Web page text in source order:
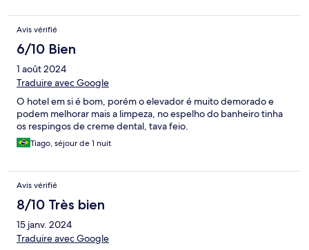
Avis vérifié
6/10 Bien
1 août 2024
Traduire avec Google
O hotel em si é bom, porém o elevador é muito demorado e
podem melhorar mais a limpeza, no espelho do banheiro tinha
os respingos de creme dental, tava feio.
Tiago, séjour de 1 nuit
Avis vérifié
8/10 Très bien
15 janv. 2024
Traduire avec Google